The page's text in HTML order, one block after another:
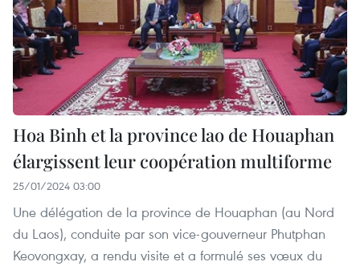
Hoa Binh et la province lao de Houaphan
élargissent leur coopération multiforme
25/01/2024 03:00
Une délégation de la province de Houaphan (au Nord
du Laos), conduite par son vice-gouverneur Phutphan
Keovongxay, a rendu visite et a formulé ses vœux du